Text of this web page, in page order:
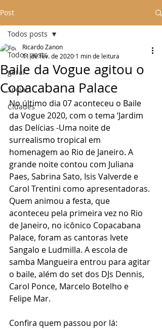
Post
Todos posts
geral
Social
Cidades
Todos posts
Baile da Vogue agitou o
Copacabana Palace
Ricardo Zanon
11 de fev. de 2020 1 min de leitura
No último dia 07 aconteceu o Baile
da Vogue 2020, com o tema ‘Jardim
das Delícias -Uma noite de
surrealismo tropical em
homenagem ao Rio de Janeiro. A
grande noite contou com Juliana
Paes, Sabrina Sato, Isis Valverde e
Carol Trentini como apresentadoras.
Quem animou a festa, que
aconteceu pela primeira vez no Rio
de Janeiro, no icônico Copacabana
Palace, foram as cantoras Ivete
Sangalo e Ludmilla. A escola de
samba Mangueira entrou para agitar
o baile, além do set dos DJs Dennis,
Carol Ponce, Marcelo Botelho e
Felipe Mar.
Confira quem passou por lá: